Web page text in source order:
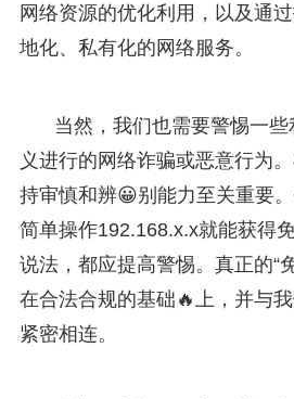
网络资源的优化利用，以及通
地化、私有化的网络服务。
当然，我们也需要警惕一
义进行的网络诈骗或恶意行为
持审慎和辨😀别能力至关重要
简单操作192.168.x.x就能获得
说法，都应提高警惕。真正的“
在合法合规的基础🔥上，并与
紧密相连。